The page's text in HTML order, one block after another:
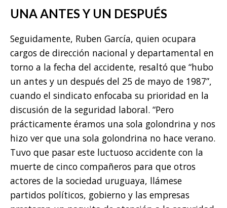
UNA ANTES Y UN DESPUÉS
Seguidamente, Ruben García, quien ocupara
cargos de dirección nacional y departamental en
torno a la fecha del accidente, resaltó que “hubo
un antes y un después del 25 de mayo de 1987”,
cuando el sindicato enfocaba su prioridad en la
discusión de la seguridad laboral. “Pero
prácticamente éramos una sola golondrina y nos
hizo ver que una sola golondrina no hace verano.
Tuvo que pasar este luctuoso accidente con la
muerte de cinco compañeros para que otros
actores de la sociedad uruguaya, llámese
partidos políticos, gobierno y las empresas